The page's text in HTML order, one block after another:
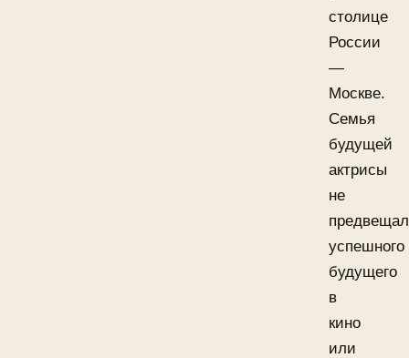
столице
России
—
Москве.
Семья
будущей
актрисы
не
успешного
будущего
в
кино
или